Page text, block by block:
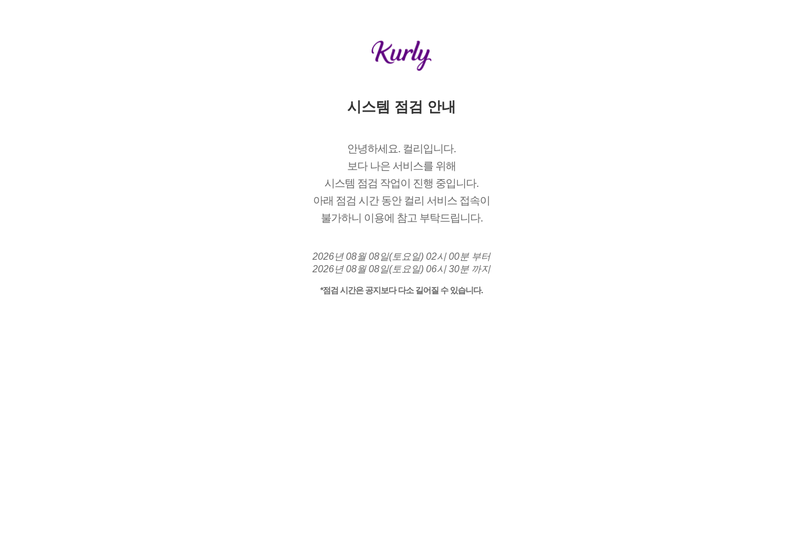
시스템 점검 안내
안녕하세요. 컬리입니다.
보다 나은 서비스를 위해
시스템 점검 작업이 진행 중입니다.
아래 점검 시간 동안 컬리 서비스 접속이
불가하니 이용에 참고 부탁드립니다.
2026년 08월 08일(토요일) 02시 00분 부터
2026년 08월 08일(토요일) 06시 30분 까지
*점검 시간은 공지보다 다소 길어질 수 있습니다.